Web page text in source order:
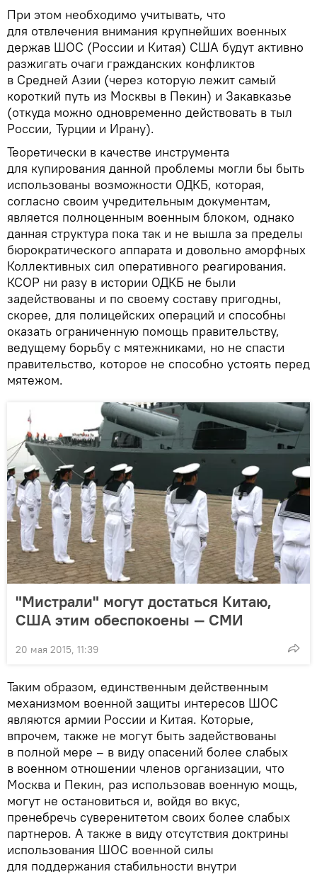
При этом необходимо учитывать, что
для отвлечения внимания крупнейших военных
держав ШОС (России и Китая) США будут активно
разжигать очаги гражданских конфликтов
в Средней Азии (через которую лежит самый
короткий путь из Москвы в Пекин) и Закавказье
(откуда можно одновременно действовать в тыл
России, Турции и Ирану).
Теоретически в качестве инструмента
для купирования данной проблемы могли бы быть
использованы возможности ОДКБ, которая,
согласно своим учредительным документам,
является полноценным военным блоком, однако
данная структура пока так и не вышла за пределы
бюрократического аппарата и довольно аморфных
Коллективных сил оперативного реагирования.
КСОР ни разу в истории ОДКБ не были
задействованы и по своему составу пригодны,
скорее, для полицейских операций и способны
оказать ограниченную помощь правительству,
ведущему борьбу с мятежниками, но не спасти
правительство, которое не способно устоять перед
мятежом.
"Мистрали" могут достаться Китаю,
США этим обеспокоены — СМИ
20 мая 2015, 11:39
Таким образом, единственным действенным
механизмом военной защиты интересов ШОС
являются армии России и Китая. Которые,
впрочем, также не могут быть задействованы
в полной мере – в виду опасений более слабых
в военном отношении членов организации, что
Москва и Пекин, раз использовав военную мощь,
могут не остановиться и, войдя во вкус,
пренебречь суверенитетом своих более слабых
партнеров. А также в виду отсутствия доктрины
использования ШОС военной силы
для поддержания стабильности внутри